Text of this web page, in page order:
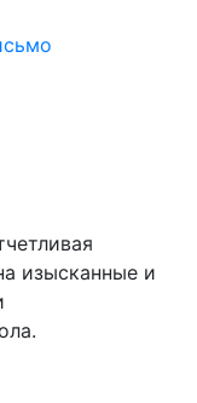
изысканные и